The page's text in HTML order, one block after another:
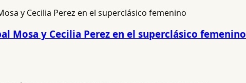
Mosa y Cecilia Perez en el superclásico femenino